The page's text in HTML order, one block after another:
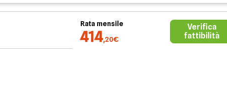
Rata mensile
414,20€
Verifica
fattibilità